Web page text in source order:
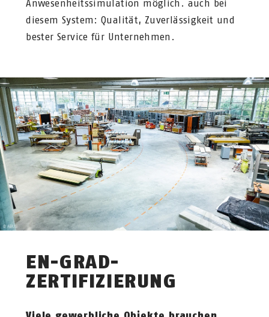
Anwesenheitssimulation möglich. auch bei
diesem System: Qualität, Zuverlässigkeit und
bester Service für Unternehmen.
EN-GRAD-
ZERTIFIZIERUNG